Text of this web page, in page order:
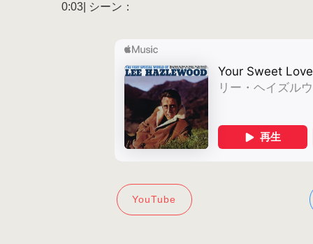
0:03| シーン：
YouTube